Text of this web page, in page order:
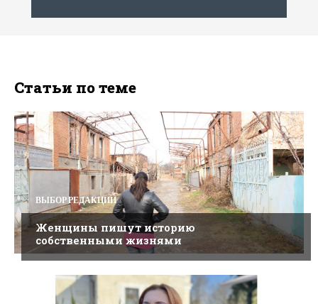
Статьи по теме
ВЫБОР РЕДАКЦИИ
Женщины пишут историю
собственными жизнями